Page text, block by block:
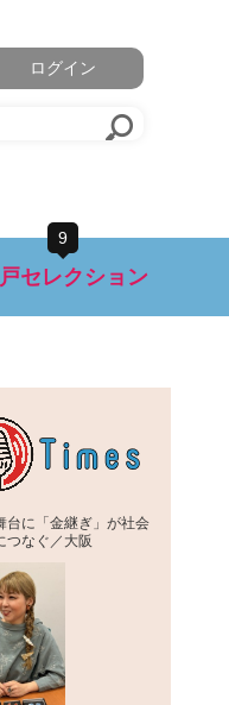
ログイン
9
セレクション
台に「金継ぎ」が社会
つなぐ／大阪